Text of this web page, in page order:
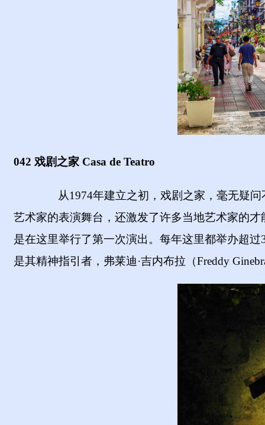
042 戏剧之家 Casa de Teatro
从1974年建立之初，戏剧之家，毫无疑
艺术家的表演舞台，还激发了许多当地艺术家的才
是在这里举行了第一次演出。每年这里都举办超过
是其精神指引者，弗莱迪·吉内布拉（Freddy